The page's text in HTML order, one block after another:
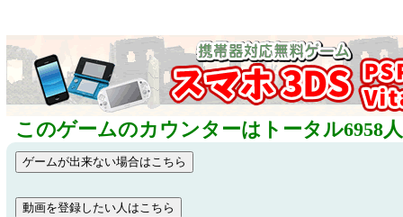
このゲームのカウンターはトータル6958